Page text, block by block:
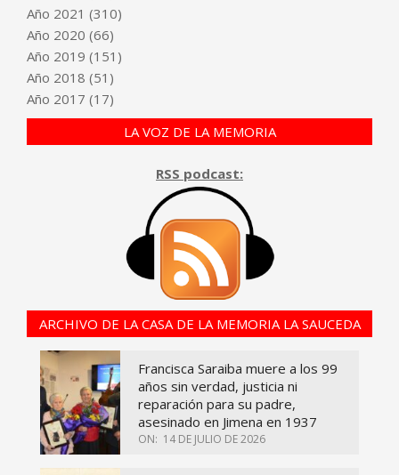
Año 2021 (310)
Año 2020 (66)
Año 2019 (151)
Año 2018 (51)
Año 2017 (17)
LA VOZ DE LA MEMORIA
RSS podcast:
ARCHIVO DE LA CASA DE LA MEMORIA LA SAUCEDA
Francisca Saraiba muere a los 99
años sin verdad, justicia ni
reparación para su padre,
asesinado en Jimena en 1937
ON: 14 DE JULIO DE 2026